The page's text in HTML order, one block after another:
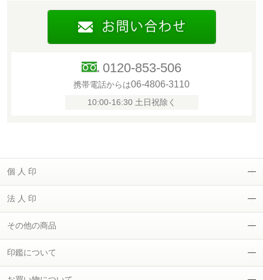
0120-853-506
携帯電話からは06-4806-3110
10:00-16:30 土日祝除く
個 人 印
法 人 印
その他の商品
印鑑について